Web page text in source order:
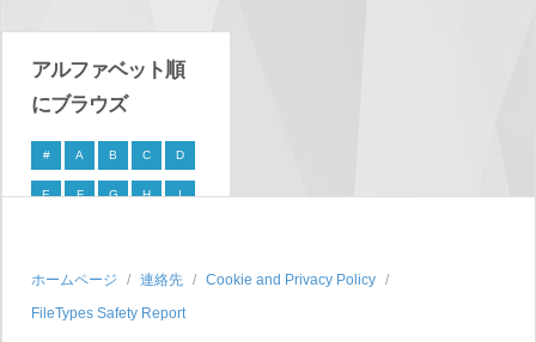
アルファベット順
にブラウズ
# A B C D
E F G H I
P Q R S
T U V W X
ホームページ 連絡先
Cookie and Privacy Policy
FileTypes Safety Report